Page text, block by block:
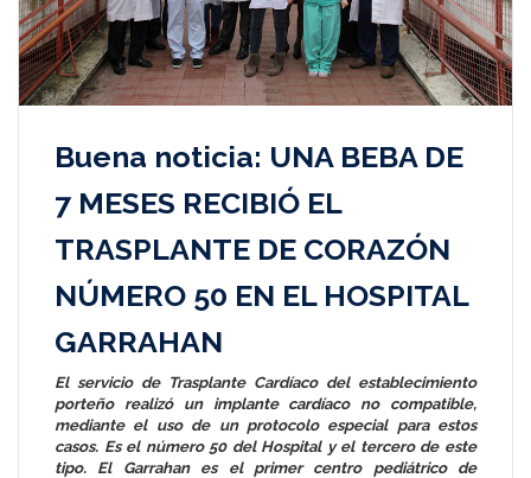
Buena noticia: UNA BEBA DE
7 MESES RECIBIÓ EL
TRASPLANTE DE CORAZÓN
NÚMERO 50 EN EL HOSPITAL
GARRAHAN
El servicio de Trasplante Cardíaco del establecimiento
porteño realizó un implante cardíaco no compatible,
mediante el uso de un protocolo especial para estos
casos. Es el número 50 del Hospital y el tercero de este
tipo. El Garrahan es el primer centro pediátrico de